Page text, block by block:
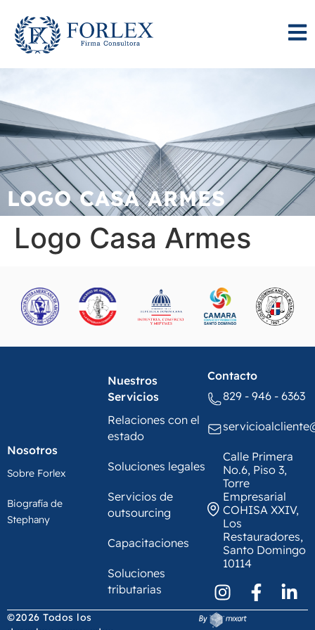
LOGO CASA ARMES
Logo Casa Armes
Nosotros
Sobre Forlex
Biografía de
Stephany
Nuestros
Servicios
Relaciones con el
estado
Soluciones legales
Servicios de
outsourcing
Capacitaciones
Soluciones
tributarias
Contacto
829 - 946 - 6363
Calle Primera
No.6, Piso 3,
Torre
Empresarial
COHISA XXIV,
Los
Restauradores,
Santo Domingo
10114
©2026 Todos los